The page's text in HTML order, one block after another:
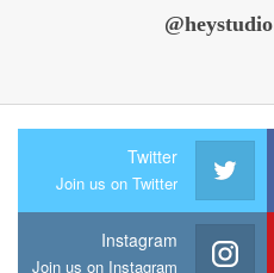
@heystudio
Twitter
Join us on Twitter
Instagram
Join us on Instagram